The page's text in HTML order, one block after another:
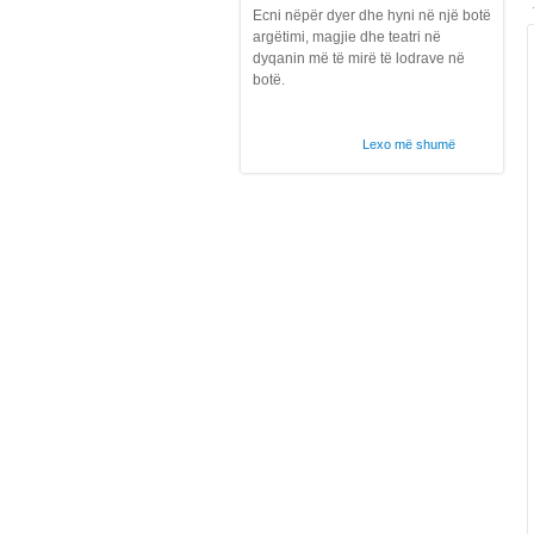
Ecni nëpër dyer dhe hyni në një botë
argëtimi, magjie dhe teatri në
dyqanin më të mirë të lodrave në
botë.
Lexo më shumë